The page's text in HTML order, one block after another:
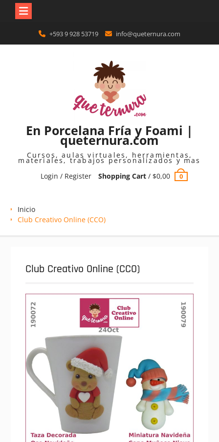
content
+593 9 928 53719 info@queternura.com
En Porcelana Fría y Foami |
queternura.com
Cursos, aulas virtuales, herramientas,
materiales, trabajos personalizados y mas
Login / Register
Shopping Cart/ $0,00 0
Inicio
Club Creativo Online (CCO)
Club Creativo Online (CCO)